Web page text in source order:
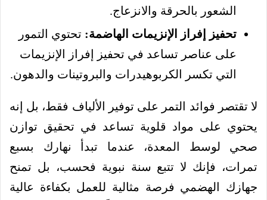
الشعور بالحرقة والانزعاج.
تحفيز إفراز الإنزيمات الهاضمة: تحتوي التمور
على عناصر تساعد في تحفيز إفراز الإنزيمات
التي تكسر الكربوهيدرات والبروتينات والدهون.
لا تقتصر فوائد التمر على توفير الألياف فقط، بل إنه
يحتوي على مواد قلوية تساعد في تحقيق توازن
صحي لوسط المعدة، عندما تبدأ نهارك بسبع
تمرات، فإنك لا تتبع سنة نبوية فحسب، بل تمنح
جهازك الهضمي فرصة مثالية للعمل بكفاءة عالية